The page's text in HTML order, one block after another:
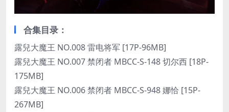
合集目录：
露兒大魔王 NO.008 雷电将军 [17P-96MB]
露兒大魔王 NO.007 禁闭者 MBCC-S-148 切尔西 [18P-
175MB]
露兒大魔王 NO.006 禁闭者 MBCC-S-948 娜恰 [15P-
267MB]